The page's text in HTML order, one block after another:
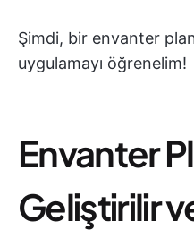
Şimdi, bir envanter
uygulamayı öğrenelim!
Envanter
Geliştirilir